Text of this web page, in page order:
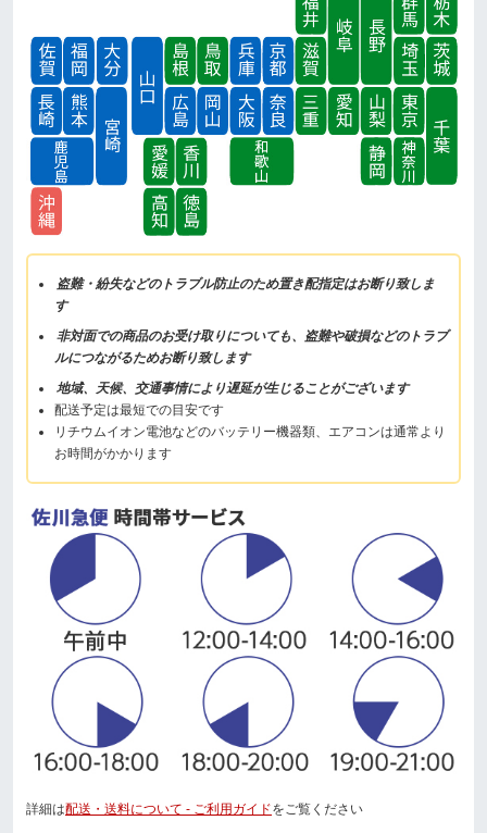
盗難・紛失などのトラブル防止のため置き配指定はお断り致しま
す
非対面での商品のお受け取りについても、盗難や破損などのトラブ
ルにつながるためお断り致します
地域、天候、交通事情により遅延が生じることがございます
配送予定は最短での目安です
リチウムイオン電池などのバッテリー機器類、エアコンは通常より
お時間がかかります
詳細は配送・送料について - ご利用ガイドをご覧ください